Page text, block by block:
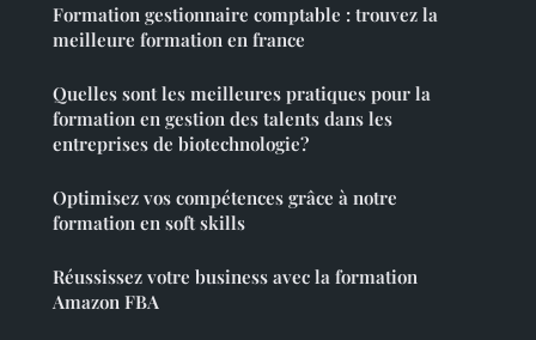
Formation gestionnaire comptable : trouvez la
meilleure formation en france
Quelles sont les meilleures pratiques pour la
formation en gestion des talents dans les
entreprises de biotechnologie?
Optimisez vos compétences grâce à notre
formation en soft skills
Réussissez votre business avec la formation
Amazon FBA